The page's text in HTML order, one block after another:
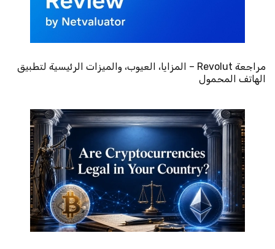
مراجعة Revolut – المزايا، العيوب، والميزات الرئيسية لتطبيق
الهاتف المحمول